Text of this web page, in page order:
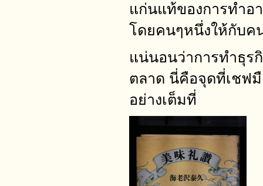
แก่นแท้ของการทำอ
โดยคนๆหนึ่งให้กับค
แน่นอนว่าการทำธุร
ตลาด นี่คือจุดที่เชฟ
อย่างเต็มที่